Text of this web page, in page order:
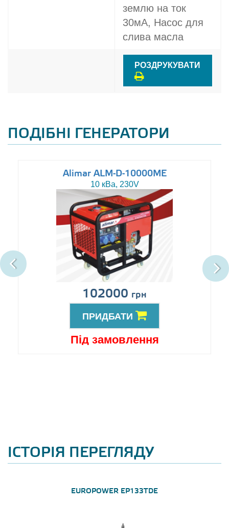
землю на ток
30мА, Насос для
слива масла
РОЗДРУКУВАТИ
ПОДІБНІ ГЕНЕРАТОРИ
Alimar ALM-D-10000ME
10 кВа, 230V
102000 грн
ПРИДБАТИ
Під замовлення
ІСТОРІЯ ПЕРЕГЛЯДУ
EUROPOWER EP133TDE